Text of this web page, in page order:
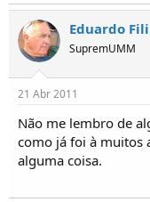
Eduardo
SupremUMM
21 Abr 2011
Não me lembro de
como já foi à muitos
alguma coisa.